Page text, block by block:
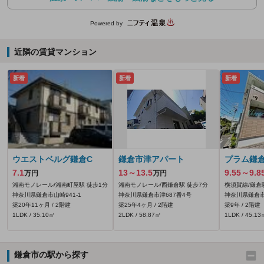
Powered by
近隣の賃貸マンション
新着
ウエストベルグ鎌倉C
7.1万円
湘南モノレール/湘南町屋駅 徒歩1分
神奈川県鎌倉市山崎941‐1
築20年11ヶ月 / 2階建
1LDK / 35.10㎡
新着
鎌倉市津アパート
13～13.5万円
湘南モノレール/西鎌倉駅 徒歩7分
神奈川県鎌倉市津687番4号
築25年4ヶ月 / 2階建
2LDK / 58.87㎡
新着
プラム鎌
9.55～
横須賀線/鎌倉
神奈川県鎌倉
築9年 / 2階建
1LDK / 45.13
鎌倉市の駅から探す